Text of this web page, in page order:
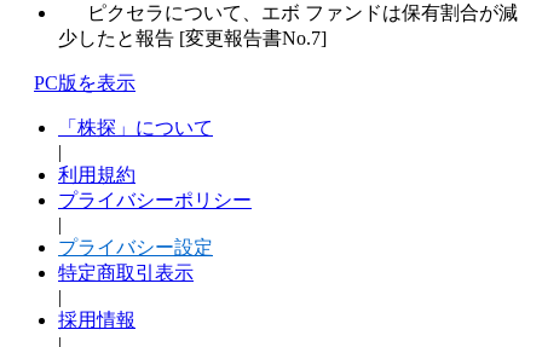
ピクセラについて、エボ ファンドは保有割合が減
少したと報告 [変更報告書No.7]
PC版を表示
「株探」について
|
利用規約
プライバシーポリシー
|
プライバシー設定
特定商取引表示
|
採用情報